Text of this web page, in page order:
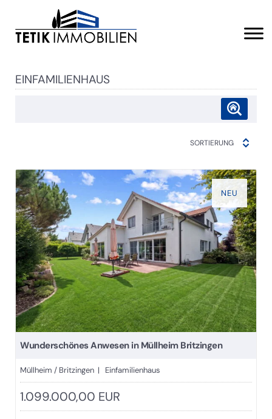
EINFAMILIENHAUS
SORTIERUNG
NEU
Wunderschönes Anwesen in Müllheim Britzingen
Müllheim / Britzingen | Einfamilienhaus
1.099.000,00 EUR